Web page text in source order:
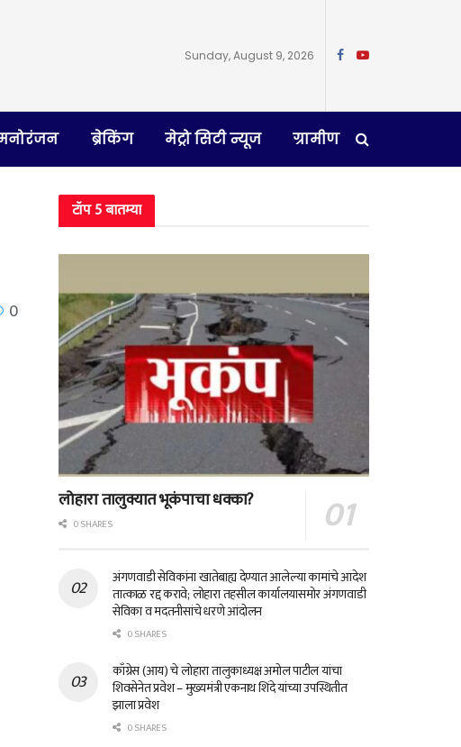
Sunday, August 9, 2026
मनोरंजन ब्रेकिंग मेट्रो सिटी न्यूज ग्रामीण
0
टॉप 5 बातम्या
लोहारा तालुक्यात भूकंपाचा धक्का?
0 SHARES
अंगणवाडी सेविकांना खातेबाह्य देण्यात आलेल्या कामांचे आदेश
तात्काळ रद्द करावे; लोहारा तहसील कार्यालयासमोर अंगणवाडी
सेविका व मदतनीसांचे धरणे आंदोलन
0 SHARES
काँग्रेस (आय) चे लोहारा तालुकाध्यक्ष अमोल पाटील यांचा
शिवसेनेत प्रवेश – मुख्यमंत्री एकनाथ शिंदे यांच्या उपस्थितीत
झाला प्रवेश
0 SHARES